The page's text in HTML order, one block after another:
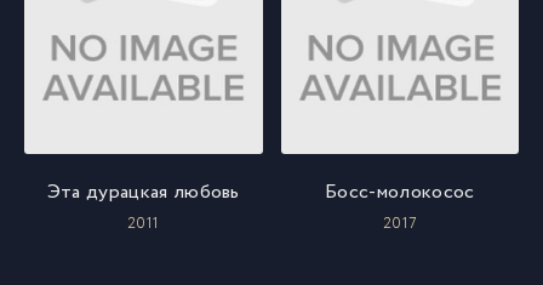
Эта дурацкая любовь
2011
Босс-молокосос
2017